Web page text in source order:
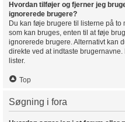
Hvordan tilføjer og fjerner jeg
ignorerede brugere?
Du kan føje brugere til listerne på
som kan bruges, enten til at føje
ignorerede brugere. Alternativt kan
direkte ved at indtaste
lister.
Top
Søgning i fora